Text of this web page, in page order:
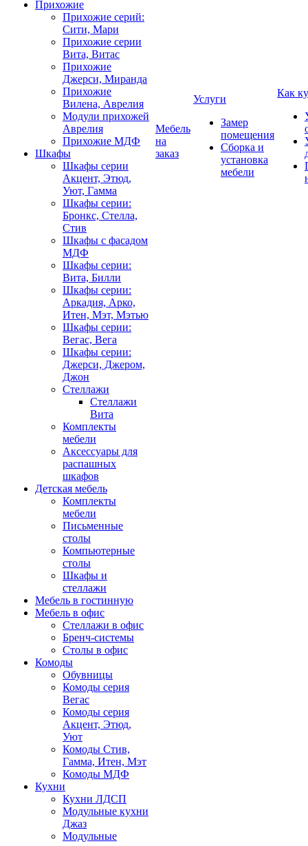
Прихожие
Прихожие серий:
Сити, Мари
Прихожие серии
Вита, Витас
Прихожие
Джерси, Миранда
Прихожие
Вилена, Аврелия
Модули прихожей
Аврелия
Прихожие МДФ
Шкафы
Шкафы серии
Акцент, Этюд,
Уют, Гамма
Шкафы серии:
Бронкс, Стелла,
Стив
Шкафы с фасадом
МДФ
Шкафы серии:
Вита, Билли
Шкафы серии:
Аркадия, Арко,
Итен, Мэт, Мэтью
Шкафы серии:
Вегас, Вега
Шкафы серии:
Джерси, Джером,
Джон
Стеллажи
Стеллажи
Вита
Комплекты
мебели
Аксессуары для
распашных
шкафов
Детская мебель
Комплекты
мебели
Письменные
столы
Компьютерные
столы
Шкафы и
стеллажи
Мебель в гостинную
Мебель в офис
Стеллажи в офис
Бренч-системы
Столы в офис
Комоды
Обувницы
Комоды серия
Вегас
Комоды серия
Акцент, Этюд,
Уют
Комоды Стив,
Гамма, Итен, Мэт
Комоды МДФ
Кухни
Кухни ЛДСП
Модульные кухни
Джаз
Модульные
Мебель
на
заказ
Услуги
Замер
помещения
Сборка и
установка
мебели
Как